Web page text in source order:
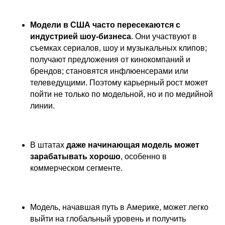
Модели в США часто пересекаются с
индустрией шоу-бизнеса. Они участвуют в
съемках сериалов, шоу и музыкальных клипов;
получают предложения от кинокомпаний и
брендов; становятся инфлюенсерами или
телеведущими. Поэтому карьерный рост может
пойти не только по модельной, но и по медийной
линии.
В штатах даже начинающая модель может
зарабатывать хорошо, особенно в
коммерческом сегменте.
Модель, начавшая путь в Америке, может легко
выйти на глобальный уровень и получить